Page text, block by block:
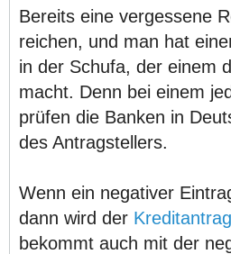
Bereits eine vergessene
reichen, und man hat
in der Schufa, der einem
macht. Denn bei einem
prüfen die Banken in
des Antragstellers.
Wenn ein negativer
dann wird der
bekommt auch mit der